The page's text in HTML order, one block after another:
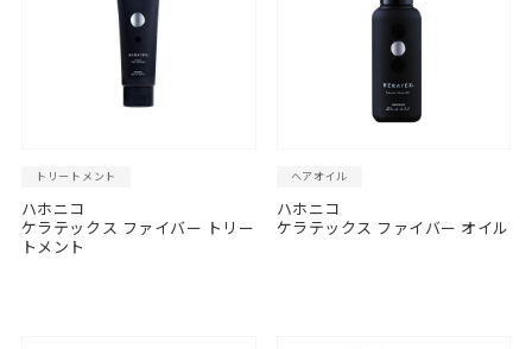
トリートメント
ハホニコ
ケラテックス ファイバー トリー
トメント
ヘアオイル
ハホニコ
ケラテックス ファイバー オイル